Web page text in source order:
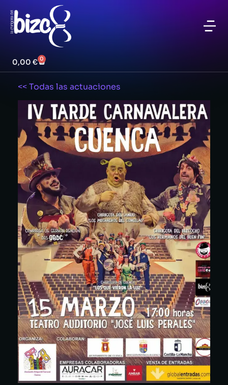
0,00 € 0
<< Todas las actuaciones